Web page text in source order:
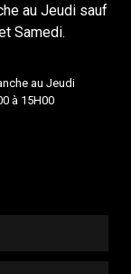
au Jeudi sauf
Samedi.
au Jeudi
à 15H00